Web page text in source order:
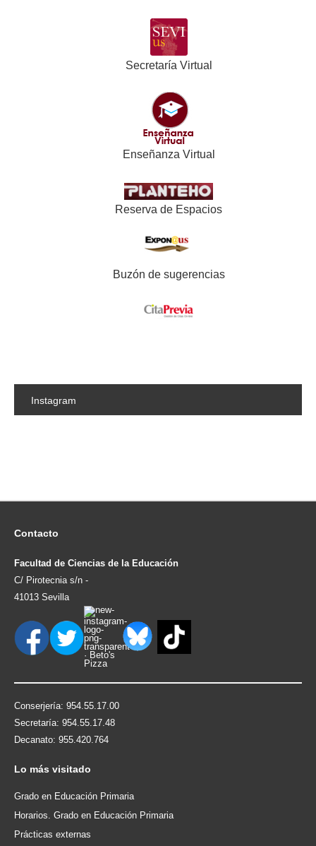
Secretaría Virtual
Enseñanza Virtual
Reserva de Espacios
Buzón de sugerencias
Instagram
Contacto
Facultad de Ciencias de la Educación
C/ Pirotecnia s/n -
41013 Sevilla
Conserjería: 954.55.17.00
Secretaría: 954.55.17.48
Decanato: 955.420.764
Lo más visitado
Grado en Educación Primaria
Horarios. Grado en Educación Primaria
Prácticas externas